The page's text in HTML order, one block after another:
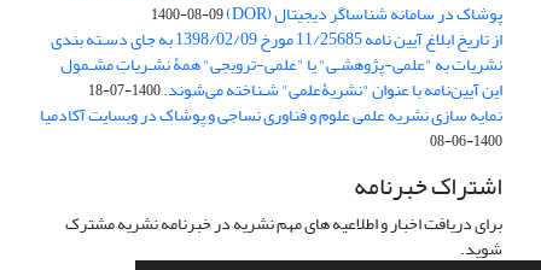
پوشاک در سامانه شناساگر دیجیتال (DOR) 1400-08-09
از تاریخ ابلاغ آیین نامه 11/25685 مورخ 1398/02/09 به جای دسـته بندی
نشریات به "علمی-پژوهشـی" یا "علمی-ترویجی" همۀ نشـریاتِ مشـمول
این آیین‌نامه با عنوان "نشریۀعلمی" شـناخته می‌شوند.1400-07-18
نمایه سازی نشریه علمی علوم و فناوری نساجی و پوشاک در وبسایت آکادمیا
1400-06-08
اشتراک خبرنامه
برای دریافت اخبار و اطلاعیه های مهم نشریه در خبرنامه نشریه مشترک
شوید.